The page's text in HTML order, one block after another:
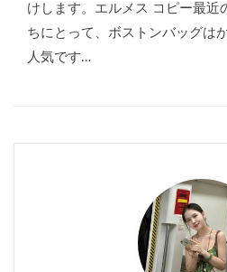
けします。エルメス コピー最近
ちにとって、ボストンバッグは
人気です…